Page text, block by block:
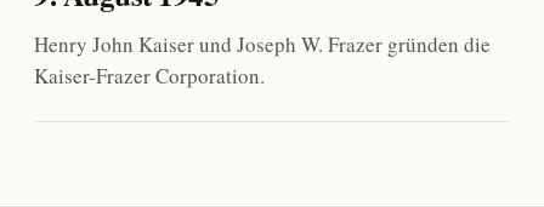
Henry John Kaiser und Joseph W. Frazer gründen die
Kaiser-Frazer Corporation.